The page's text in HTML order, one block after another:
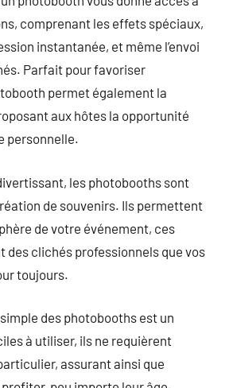
comprenant les effets spéciaux,
instantanée, et même l’envoi
Parfait pour favoriser
permet également la
aux hôtes la opportunité
personnelle.
les photobooths sont
de souvenirs. Ils permettent
de votre événement, ces
des clichés professionnels que vos
toujours.
des photobooths est un
à utiliser, ils ne requièrent
assurant ainsi que